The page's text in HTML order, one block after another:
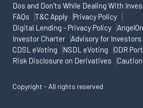
Dos and Don'ts While Dealing With
FAQs
T&C Apply
Privacy Policy
Digital Lending - Privacy Policy
Investor Charter
Advisory for Investors
CDSL eVoting
NSDL eVoting
ODR
Risk Disclosure on Derivatives
Copyright - All rights reserved